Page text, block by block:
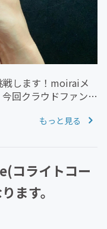
します！moiraiメ
回クラウドファンデ
、妊活中で不安が多
もっと見る
コライトコー
ります。